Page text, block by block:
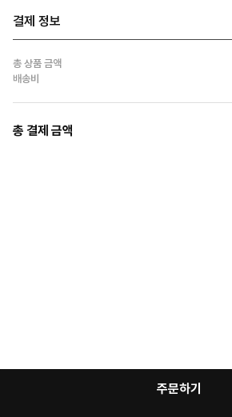
결제 정보
총 상품 금액
배송비
총 결제 금액
주문하기